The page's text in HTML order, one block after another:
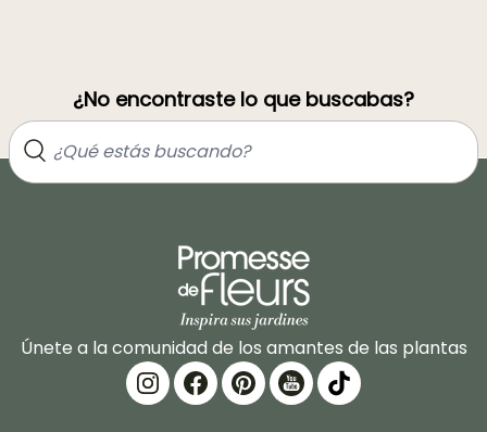
¿No encontraste lo que buscabas?
Únete a la comunidad de los amantes de las plantas